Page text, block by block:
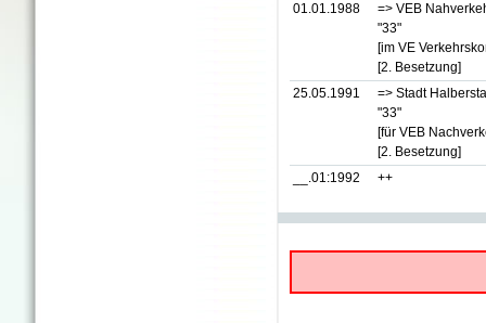
01.01.1988
=> VEB
"33"
[im VE
[2. Besetzung]
25.05.1991
=> Stadt
"33"
[für VEB
[2. Besetzung]
__.01:1992
++